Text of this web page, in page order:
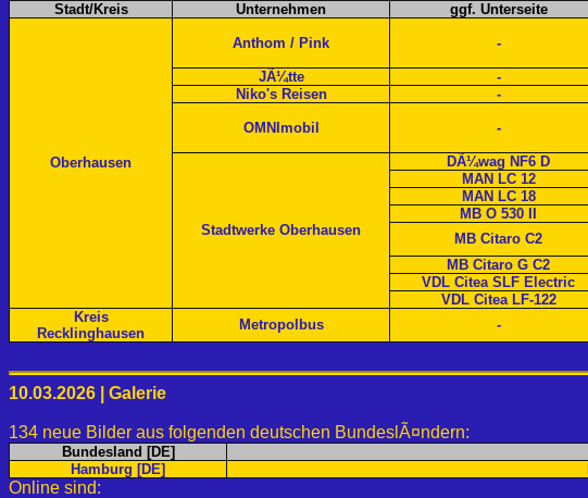
Stadt/Kreis Unternehmen ggf. Unterseite
Oberhausen
Anthom / Pink -
JÃ¼tte
-
Niko's Reisen
-
OMNImobil -
Stadtwerke Oberhausen
DÃ¼wag NF6 D
MAN LC 12
MAN LC 18
MB O 530 II
MB Citaro C2
MB Citaro G C2
VDL Citea SLF Electric
VDL Citea LF-122
Kreis
Recklinghausen
Metropolbus -
10.03.2026 | Galerie
134 neue Bilder aus folgenden deutschen BundeslÃ¤ndern:
Bundesland [DE]
Hamburg [DE]
Online sind: